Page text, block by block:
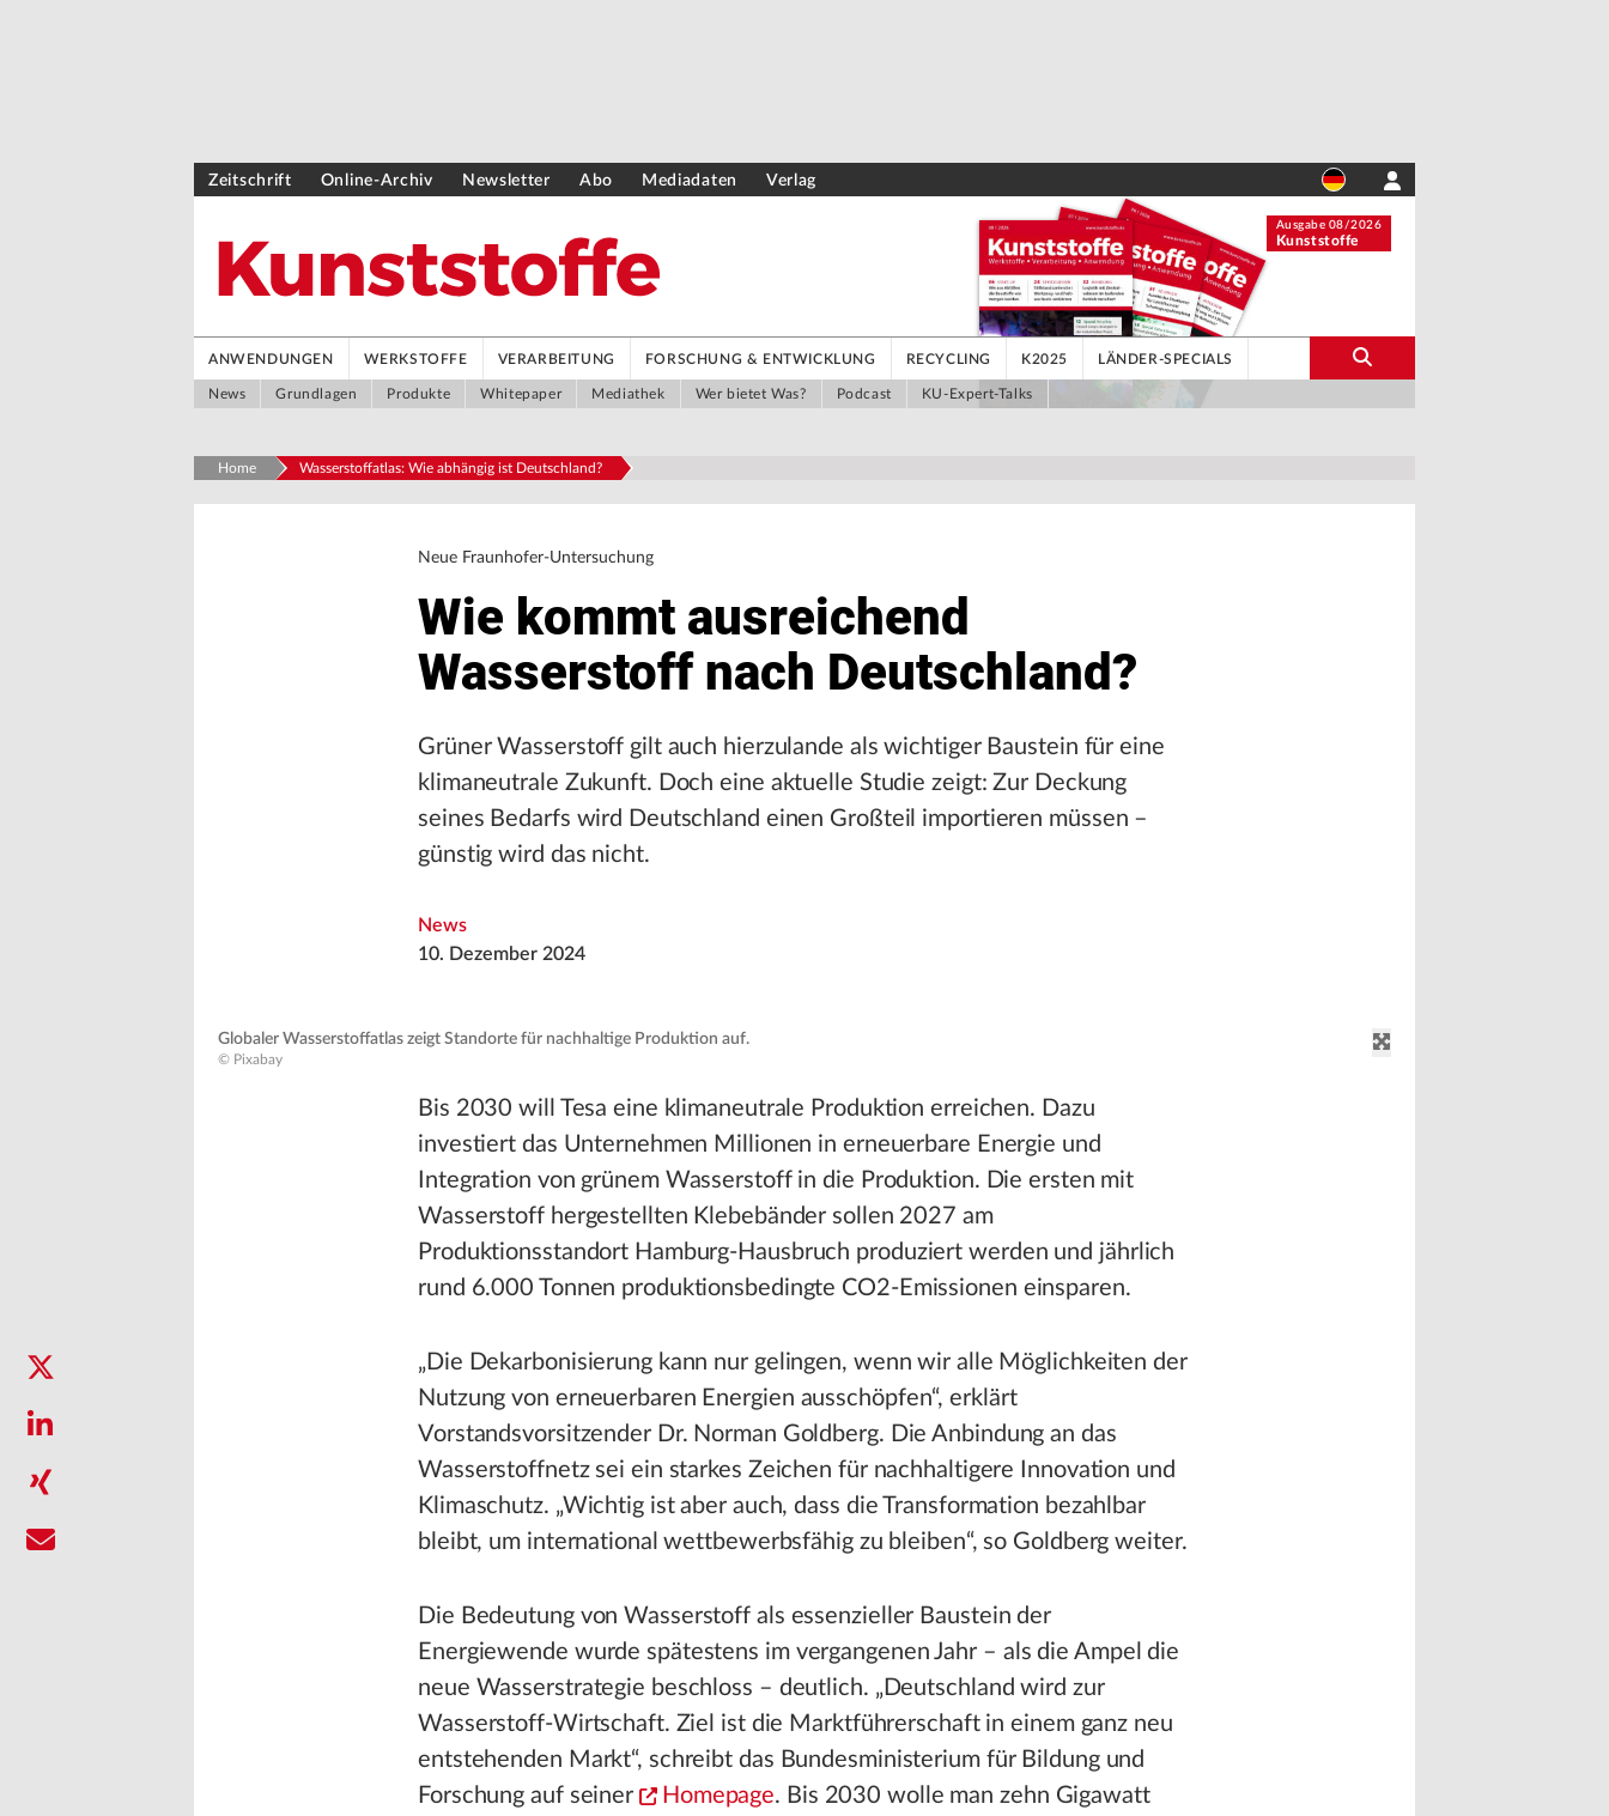
Zeitschrift Online-Archiv Newsletter Abo Mediadaten Verlag
Ausgabe 08/2026
Kunststoffe
ANWENDUNGEN WERKSTOFFE VERARBEITUNG FORSCHUNG & ENTWICKLUNG RECYCLING K2025 LÄNDER-SPECIALS
News Grundlagen Produkte Whitepaper Mediathek Wer bietet Was? Podcast KU-Expert-Talks
Home Wasserstoffatlas: Wie abhängig ist Deutschland?
Neue Fraunhofer-Untersuchung
Wie kommt ausreichend
Wasserstoff nach Deutschland?
Grüner Wasserstoff gilt auch hierzulande als wichtiger Baustein für eine
klimaneutrale Zukunft. Doch eine aktuelle Studie zeigt: Zur Deckung
seines Bedarfs wird Deutschland einen Großteil importieren müssen –
günstig wird das nicht.
News
10. Dezember 2024
Globaler Wasserstoffatlas zeigt Standorte für nachhaltige Produktion auf.
© Pixabay
Bis 2030 will Tesa eine klimaneutrale Produktion erreichen. Dazu
investiert das Unternehmen Millionen in erneuerbare Energie und
Integration von grünem Wasserstoff in die Produktion. Die ersten mit
Wasserstoff hergestellten Klebebänder sollen 2027 am
Produktionsstandort Hamburg-Hausbruch produziert werden und jährlich
rund 6.000 Tonnen produktionsbedingte CO2-Emissionen einsparen.
„Die Dekarbonisierung kann nur gelingen, wenn wir alle Möglichkeiten der
Nutzung von erneuerbaren Energien ausschöpfen“, erklärt
Vorstandsvorsitzender Dr. Norman Goldberg. Die Anbindung an das
Wasserstoffnetz sei ein starkes Zeichen für nachhaltigere Innovation und
Klimaschutz. „Wichtig ist aber auch, dass die Transformation bezahlbar
bleibt, um international wettbewerbsfähig zu bleiben“, so Goldberg weiter.
Die Bedeutung von Wasserstoff als essenzieller Baustein der
Energiewende wurde spätestens im vergangenen Jahr – als die Ampel die
neue Wasserstrategie beschloss – deutlich. „Deutschland wird zur
Wasserstoff-Wirtschaft. Ziel ist die Marktführerschaft in einem ganz neu
entstehenden Markt“, schreibt das Bundesministerium für Bildung und
Forschung auf seiner
Homepage. Bis 2030 wolle man zehn Gigawatt